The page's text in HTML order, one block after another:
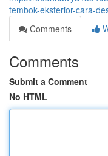
tembok-eksterior-cara-
Comments
Comments
Submit a Comment
No HTML